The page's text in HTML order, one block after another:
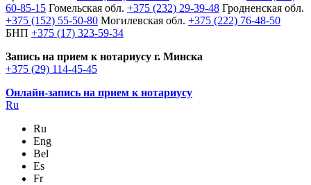
60-85-15 Гомельская обл. +375 (232) 29-39-48 Гродненская обл.
+375 (152) 55-50-80 Могилевская обл. +375 (222) 76-48-50
БНП +375 (17) 323-59-34
Запись на прием к нотариусу г. Минска
+375 (29) 114-45-45
Онлайн-запись на прием к нотариусу
Ru
Ru
Eng
Bel
Es
Fr